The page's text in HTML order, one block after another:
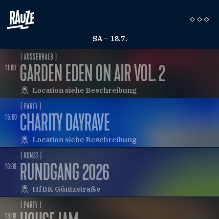
SA – 18.7.
11:00
( AUSSERHALB )
GARDEN EDEN ON AIR VOL. 2
Location siehe Beschreibung
15:00
( PARTY )
CHARITY DAYRAVE
Location siehe Beschreibung
16:00
( KUNST )
RUNDGANG 2026
HfBK Güntzstraße
18:00
( PARTY )